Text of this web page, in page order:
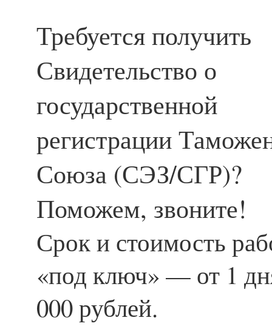
Требуется получить
Свидетельство о
государственной
регистрации
Союза (СЭЗ/СГР)?
Поможем, звоните!
Срок и стоимость
«под ключ» — от 1
000 рублей.